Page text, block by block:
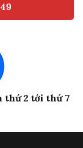
thứ 2 tới thứ 7